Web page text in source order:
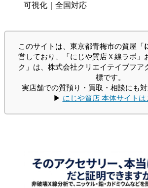
可視化｜全国対応
このサイトは、東京都青梅市の質屋「
営しており、「にじや質店Ｘ線ラボ」
ク」は、株式会社クリエイテイブフア
標です。
実店舗での質預り・買取・相談にも対
▶ にじや質店 本体サイトは